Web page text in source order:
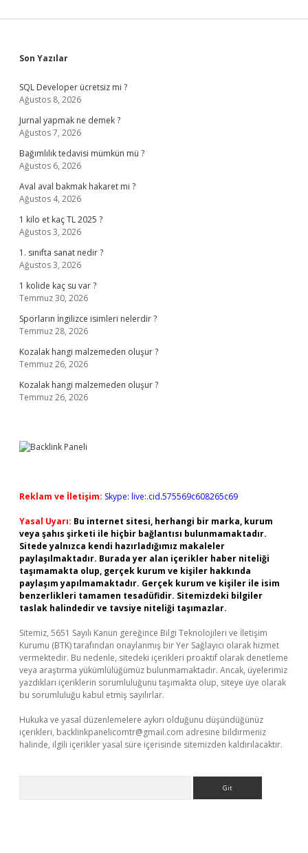
Sidebar
Son Yazılar
SQL Developer ücretsiz mi ?
Ağustos 8, 2026
Jurnal yapmak ne demek ?
Ağustos 7, 2026
Bağımlılık tedavisi mümkün mü ?
Ağustos 6, 2026
Aval aval bakmak hakaret mi ?
Ağustos 4, 2026
1 kilo et kaç TL 2025 ?
Ağustos 3, 2026
1. sınıfta sanat nedir ?
Ağustos 3, 2026
1 kolide kaç su var ?
Temmuz 30, 2026
Sporların İngilizce isimleri nelerdir ?
Temmuz 28, 2026
Kozalak hangi malzemeden oluşur ?
Temmuz 26, 2026
Kozalak hangi malzemeden oluşur ?
Temmuz 26, 2026
Reklam ve İletişim: Skype: live:.cid.575569c608265c69
Yasal Uyarı: Bu internet sitesi, herhangi bir marka, kurum
veya şahıs şirketi ile hiçbir bağlantısı bulunmamaktadır.
Sitede yalnızca kendi hazırladığımız makaleler
paylaşılmaktadır. Burada yer alan içerikler haber niteliği
taşımamakta olup, gerçek kurum ve kişiler hakkında
paylaşım yapılmamaktadır. Gerçek kurum ve kişiler ile isim
benzerlikleri tamamen tesadüfidir. Sitemizdeki bilgiler
taslak halindedir ve tavsiye niteliği taşımazlar.
Sitemiz, 5651 Sayılı Kanun gereğince Bilgi Teknolojileri ve İletişim
Kurumu (BTK) tarafından onaylanmış bir Yer Sağlayıcı olarak hizmet
vermektedir. Bu nedenle, sitedeki içerikleri proaktif olarak denetleme
veya araştırma yükümlülüğümüz bulunmamaktadır. Ancak, üyelerimiz
yazdıkları içeriklerin sorumluluğunu taşımakta olup, siteye üye olarak
bu sorumluluğu kabul etmiş sayılırlar.
Hukuka ve yasal düzenlemelere aykırı olduğunu düşündüğünüz
içerikleri, backlinkpanelicomtr@gmail.com adresine bildirmeniz
halinde, ilgili içerikler yasal süre içerisinde sitemizden kaldırılacaktır.